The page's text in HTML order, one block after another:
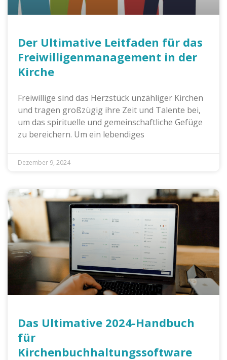
Der Ultimative Leitfaden für das
Freiwilligenmanagement in der
Kirche
Freiwillige sind das Herzstück unzähliger Kirchen
und tragen großzügig ihre Zeit und Talente bei,
um das spirituelle und gemeinschaftliche Gefüge
zu bereichern. Um ein lebendiges
Dezember 9, 2024
Das Ultimative 2024-Handbuch
für
Kirchenbuchhaltungssoftware